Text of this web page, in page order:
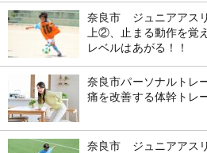
奈良市 ジュニアアス
上②、止まる動作を覚
レベルはあがる！！
奈良市パーソナルトレ
痛を改善する体幹トレ
奈良市 ジュニアアス